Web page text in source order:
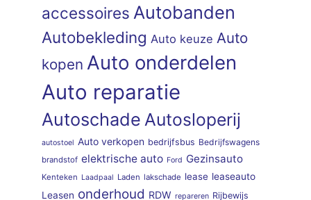
accessoires Autobanden
Autobekleding Auto keuze Auto
kopen Auto onderdelen
Auto reparatie
Autoschade Autosloperij
autostoel Auto verkopen bedrijfsbus Bedrijfswagens
brandstof elektrische auto Ford Gezinsauto
Kenteken Laadpaal Laden lakschade lease leaseauto
Leasen onderhoud RDW repareren Rijbewijs